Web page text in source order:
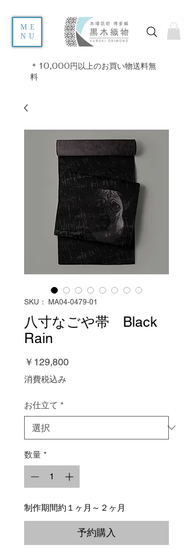
ME
NU
＊10,000円以上のお買い物送料無
料
SKU： MA04-0479-01
八寸なごや帯 Black
Rain
￥129,800価
消費税込み
お仕立て *
数量 *
制作期間約１ヶ月～２ヶ月
予約購入